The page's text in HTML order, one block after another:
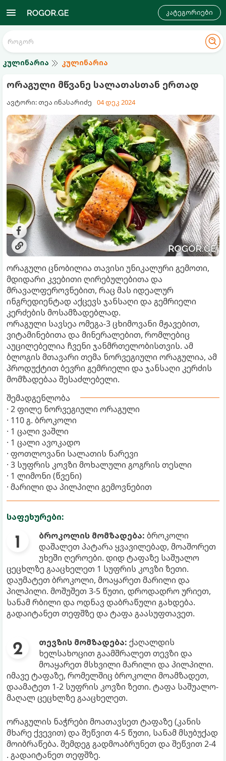
კატეგორიები
კულინარია კულინარია
ორაგული მწვანე სალათასთან ერთად
ავტორი: თეა ინასარიძე 04 დეკ 2024
ორაგული ცნობილია თავისი უნიკალური გემოთი,
მდიდარი კვებითი ღირებულებითა და
მრავალფეროვნებით, რაც მას იდეალურ
ინგრედიენტად აქცევს ჯანსაღი და გემრიელი
კერძების მოსამზადებლად.
ორაგული სავსეა ომეგა-3 ცხიმოვანი მჟავებით,
ვიტამინებითა და მინერალებით, რომლებიც
აუცილებელია ჩვენი ჯანმრთელობისთვის. ამ
ბლოგის მთავარი თემა ნორვეგიული ორაგულია, ამ
პროდუქტით ბევრი გემრიელი და ჯანსაღი კერძის
მომზადებაა შესაძლებელი.
შემადგენლობა
· 2 ფილე ნორვეგიული ორაგული
· 110 გ. ბროკოლი
· 1 ცალი ვაშლი
· 1 ცალი ავოკადო
· ფოთლოვანი სალათის ნარევი
· 3 სუფრის კოვზი მოხალული გოგრის თესლი
· 1 ლიმონი (წვენი)
· მარილი და პილპილი გემოვნებით
საფეხურები:
ბროკოლის მომზადება: ბროკოლი
დაშალეთ პატარა ყვავილებად, მოაშორეთ
უხეში ღეროები. დიდ ტაფაზე საშუალო
ცეცხლზე გააცხელეთ 1 სუფრის კოვზი ზეთი.
დაუმატეთ ბროკოლი, მოაყარეთ მარილი და
პილპილი. მოშუშეთ 3-5 წუთი, დროდადრო ურიეთ,
სანამ რბილი და ოდნავ დაბრაწული გახდება.
გადაიტანეთ თეფშზე და ტაფა გაასუფთავეთ.
თევზის მომზადება: ქაღალდის
ხელსახოცით გაამშრალეთ თევზი და
მოაყარეთ მსხვილი მარილი და პილპილი.
იმავე ტაფაზე, რომელშიც ბროკოლი მოამზადეთ,
დაამატეთ 1-2 სუფრის კოვზი ზეთი. ტაფა საშუალო-
მაღალ ცეცხლზე გააცხელეთ.
ორაგულის ნაჭრები მოათავსეთ ტაფაზე (კანის
მხარე ქვევით) და შეწვით 4-5 წუთი, სანამ მსუბუქად
მოიბრაწება. შემდეგ გადმოაბრუნეთ და შეწვით 2-4
. გადაიტანეთ თეფშზე.